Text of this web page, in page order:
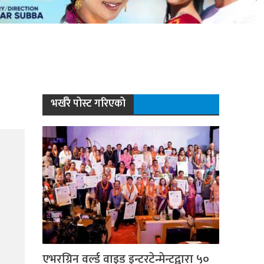
भर्खरै पोस्ट गरिएको
एभरग्रिन वर्ल्ड वाइड इन्टरटेन्मेन्टद्वारा ५०